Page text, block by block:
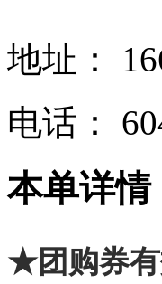
地址：
电话：
本单详情
★团购券有